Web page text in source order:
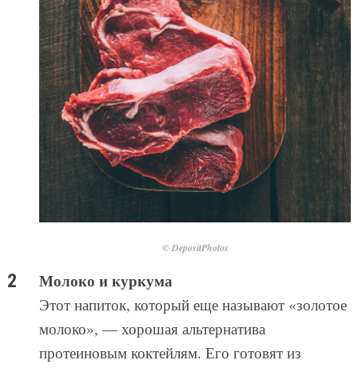
© DepositPhotos
Молоко и куркума
Этот напиток, который еще называют «золотое
молоко», — хорошая альтернатива
протеиновым коктейлям. Его готовят из